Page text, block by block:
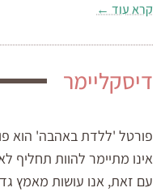
קרא עוד ←
דיסקליימר
פורטל 'ללדת באהבה' הוא
אינו מתיימר להוות תחליף
עם זאת, אנו עושות מאמץ